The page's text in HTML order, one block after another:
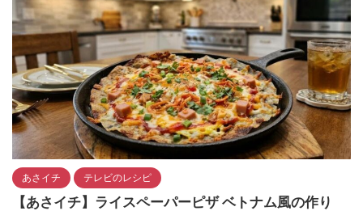
あさイチ テレビのレシピ
【あさイチ】ライスペーパーピザ ベトナム風の作り